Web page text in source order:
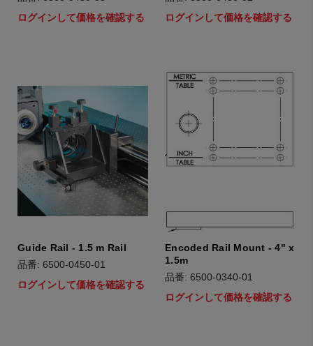
ログインして価格を確認する
ログインして価格を確認する
Guide Rail - 1.5 m Rail
品番: 6500-0450-01
ログインして価格を確認する
Encoded Rail Mount - 4" x
1.5m
品番: 6500-0340-01
ログインして価格を確認する